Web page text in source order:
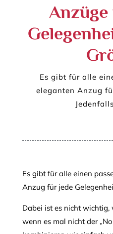
Es gibt für alle
eleganten Anzug
Es gibt für alle einen
Anzug für jede
Dabei ist es nicht wichtig,
wenn es mal nicht der